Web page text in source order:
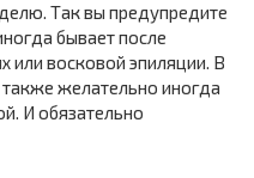
Так вы предупредите
бывает после
или восковой эпиляции. В
желательно иногда
И обязательно